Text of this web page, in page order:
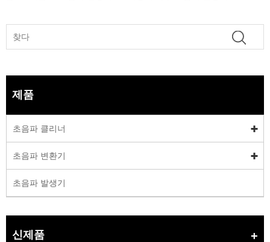
제품
초음파 클리너
초음파 변환기
초음파 발생기
신제품